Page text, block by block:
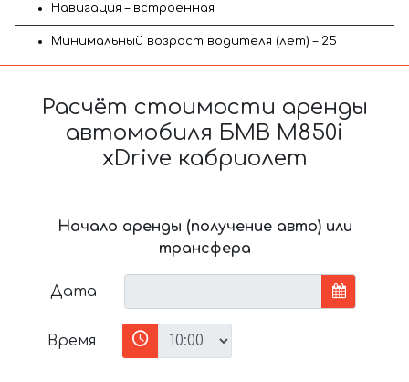
Навигация – встроенная
Минимальный возраст водителя (лет) – 25
Расчёт стоимости аренды
автомобиля БМВ M850i
xDrive кабриолет
Начало аренды (получение авто) или
трансфера
Дата
Время